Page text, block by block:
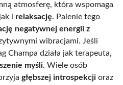
atmosferę, która wspomaga
i relaksację. Palenie tego
negatywnej energii z
wibracjami. Jeśli
Champa działa jak terapeuta,
myśli. Wiele osób
głębszej introspekcji oraz